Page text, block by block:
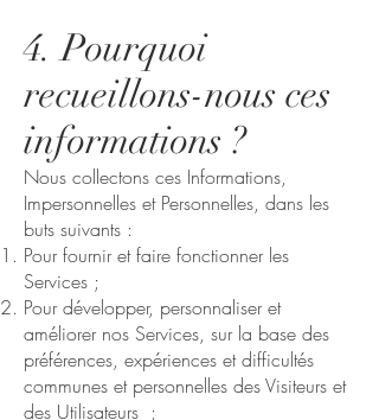
4. Pourquoi
recueillons-nous ces
informations ?
Nous collectons ces Informations,
Impersonnelles et Personnelles, dans les
buts suivants :
Pour fournir et faire fonctionner les
Services ;
Pour développer, personnaliser et
améliorer nos Services, sur la base des
préférences, expériences et difficultés
communes et personnelles des Visiteurs et
des Utilisateurs ;